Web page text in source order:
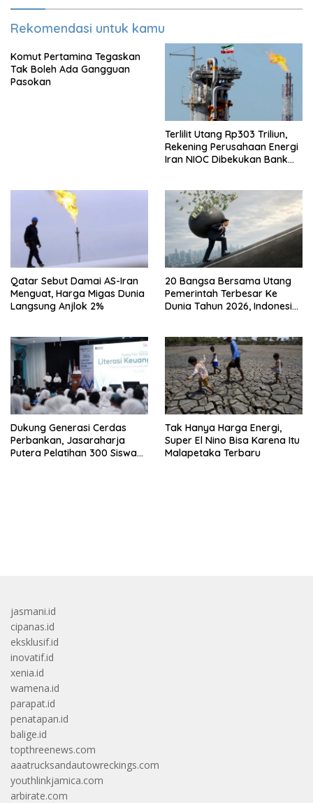
Rekomendasi untuk kamu
Komut Pertamina Tegaskan
Tak Boleh Ada Gangguan
Pasokan
Terlilit Utang Rp303 Triliun,
Rekening Perusahaan Energi
Iran NIOC Dibekukan Bank
Qatar Sebut Damai AS-Iran
Menguat, Harga Migas Dunia
Langsung Anjlok 2%
20 Bangsa Bersama Utang
Pemerintah Terbesar Ke
Dunia Tahun 2026, Indonesia
Dukung Generasi Cerdas
Perbankan, Jasaraharja
Putera Pelatihan 300 Siswa
Tak Hanya Harga Energi,
Super El Nino Bisa Karena Itu
Malapetaka Terbaru
jasmani.id
cipanas.id
eksklusif.id
inovatif.id
xenia.id
wamena.id
parapat.id
penatapan.id
balige.id
topthreenews.com
aaatrucksandautowreckings.com
youthlinkjamica.com
arbirate.com